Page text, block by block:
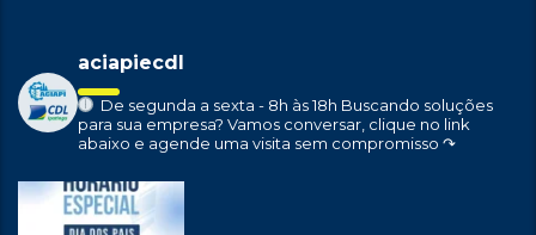
aciapiecdl
De segunda a sexta - 8h às 18h Buscando soluções
para sua empresa? Vamos conversar, clique no link
abaixo e agende uma visita sem compromisso ↷